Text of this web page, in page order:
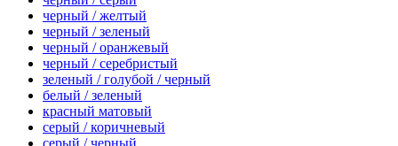
черный / желтый
черный / зеленый
черный / оранжевый
черный / серебристый
зеленый / голубой / черный
белый / зеленый
красный матовый
серый / коричневый